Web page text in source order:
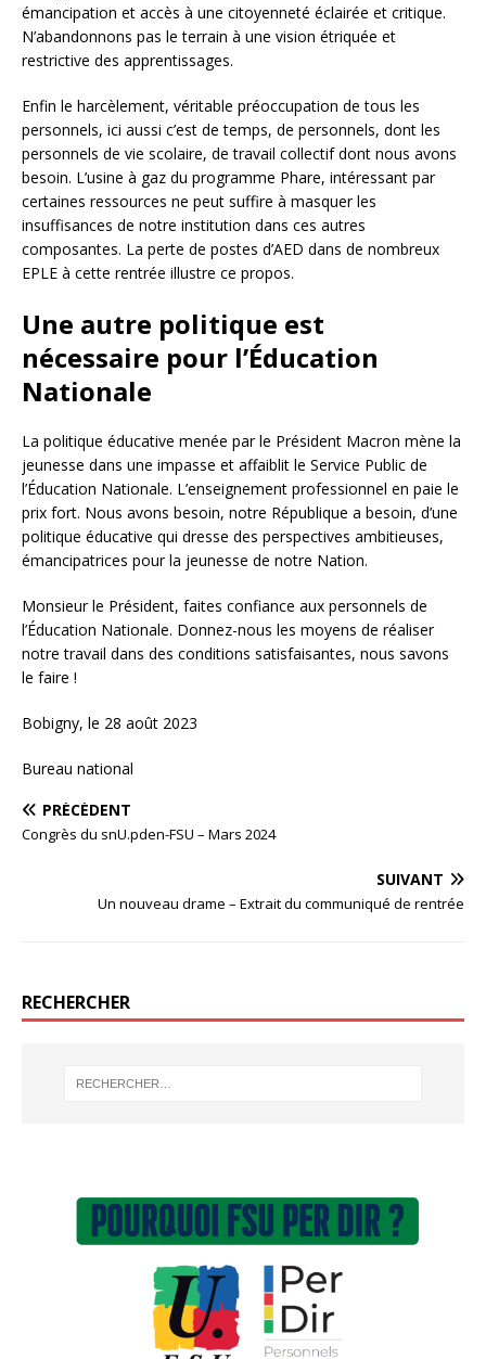
émancipation et accès à une citoyenneté éclairée et critique.
N’abandonnons pas le terrain à une vision étriquée et
restrictive des apprentissages.
Enfin le harcèlement, véritable préoccupation de tous les
personnels, ici aussi c’est de temps, de personnels, dont les
personnels de vie scolaire, de travail collectif dont nous avons
besoin. L’usine à gaz du programme Phare, intéressant par
certaines ressources ne peut suffire à masquer les
insuffisances de notre institution dans ces autres
composantes. La perte de postes d’AED dans de nombreux
EPLE à cette rentrée illustre ce propos.
Une autre politique est
nécessaire pour l’Éducation
Nationale
La politique éducative menée par le Président Macron mène la
jeunesse dans une impasse et affaiblit le Service Public de
l’Éducation Nationale. L’enseignement professionnel en paie le
prix fort. Nous avons besoin, notre République a besoin, d’une
politique éducative qui dresse des perspectives ambitieuses,
émancipatrices pour la jeunesse de notre Nation.
Monsieur le Président, faites confiance aux personnels de
l’Éducation Nationale. Donnez-nous les moyens de réaliser
notre travail dans des conditions satisfaisantes, nous savons
le faire !
Bobigny, le 28 août 2023
Bureau national
PRÉCÉDENT
Congrès du snU.pden-FSU – Mars 2024
SUIVANT
Un nouveau drame – Extrait du communiqué de rentrée
RECHERCHER